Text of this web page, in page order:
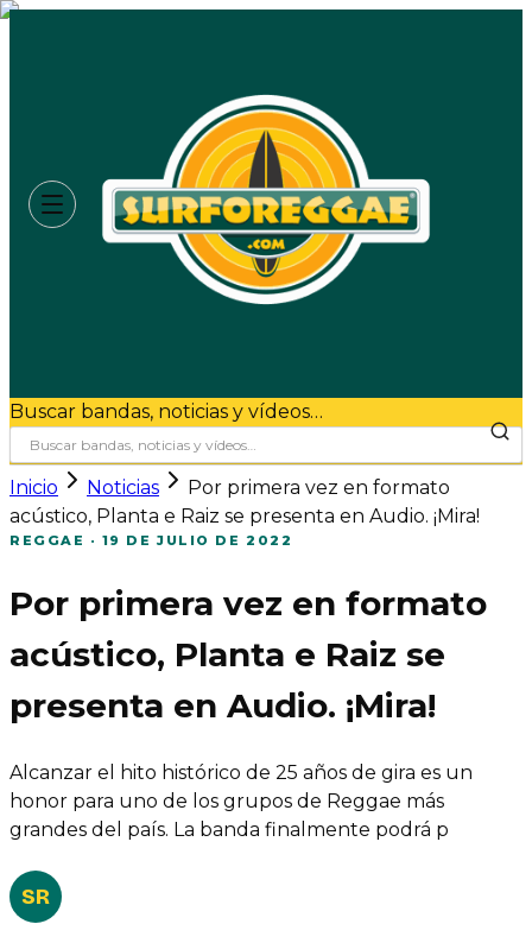
Buscar bandas, noticias y vídeos…
Inicio Noticias
Por primera vez en formato
acústico, Planta e Raiz se presenta en Audio. ¡Mira!
REGGAE · 19 DE JULIO DE 2022
Por primera vez en formato
acústico, Planta e Raiz se
presenta en Audio. ¡Mira!
Alcanzar el hito histórico de 25 años de gira es un
honor para uno de los grupos de Reggae más
grandes del país. La banda finalmente podrá p
SR